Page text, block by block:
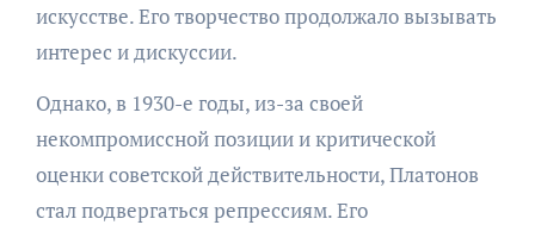
искусстве. Его творчество продолжало вызывать
интерес и дискуссии.
Однако, в 1930-е годы, из-за своей
некомпромиссной позиции и критической
оценки советской действительности, Платонов
стал подвергаться репрессиям. Его